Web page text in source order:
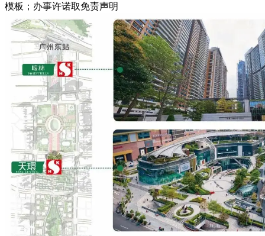
模板；办事许诺取免责声明